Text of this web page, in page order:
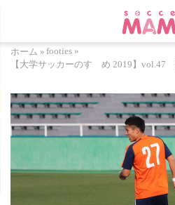
ホーム » footies »
【大学サッカーのすゝめ 2019】vol.47